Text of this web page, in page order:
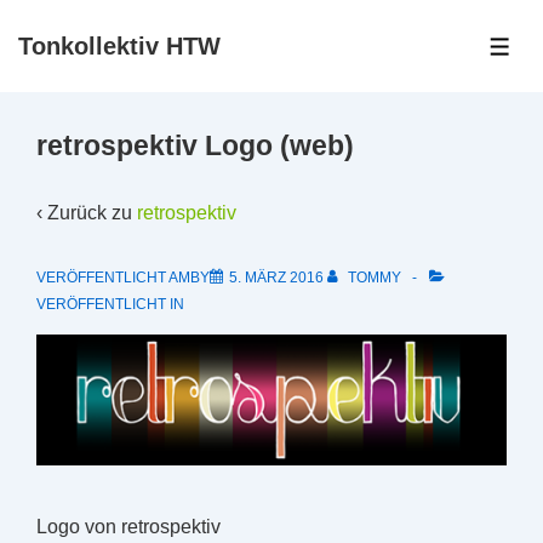
ZumTonkollektiv HTW
retrospektiv Logo (web)
‹ Zurück zu retrospektiv
VERÖFFENTLICHT AMBY 5. MÄRZ 2016
TOMMY
VERÖFFENTLICHT IN
Logo von retrospektiv